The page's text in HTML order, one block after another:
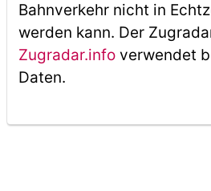
Bahnverkehr nicht in
werden kann. Der
Zugradar.infoverwendet
Daten.